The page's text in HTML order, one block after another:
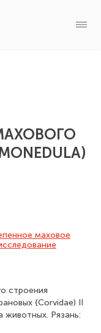
маховое
строения
{Corvidae) II
животных. Рязань: